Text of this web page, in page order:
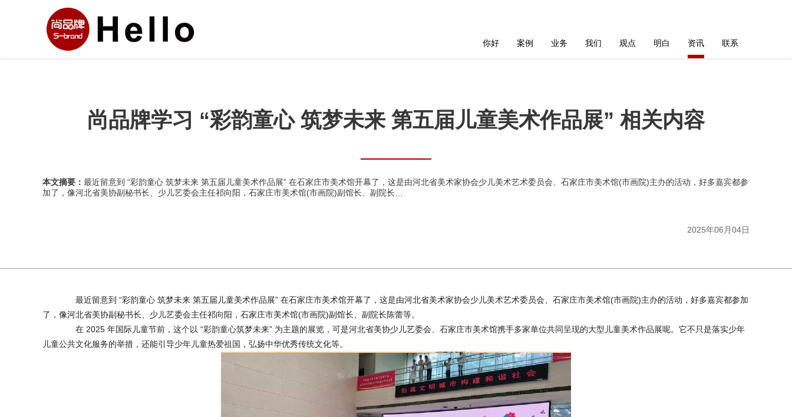
你好 案例 业务 我们 观点 明白 资讯 联系
尚品牌学习 “彩韵童心 筑梦未来 第五届儿童美术作品展” 相关内容
本文摘要： 最近留意到 “彩韵童心 筑梦未来 第五届儿童美术作品展” 在石家庄市美术馆开幕了，这是由河北省美术家协会少儿美术艺术委员会、石家庄市美术馆(市画院)主办的活动，好多嘉宾都参
加了，像河北省美协副秘书长、少儿艺委会主任祁向阳，石家庄市美术馆(市画院)副馆长、副院长…
2025年06月04日
最近留意到 “彩韵童心 筑梦未来 第五届儿童美术作品展” 在石家庄市美术馆开幕了，这是由河北省美术家协会少儿美术艺术委员会、石家庄市美术馆(市画院)主办的活动，好多嘉宾都参加
了，像河北省美协副秘书长、少儿艺委会主任祁向阳，石家庄市美术馆(市画院)副馆长、副院长陈蕾等。
在 2025 年国际儿童节前，这个以 “彩韵童心筑梦未来” 为主题的展览，可是河北省美协少儿艺委会、石家庄市美术馆携手多家单位共同呈现的大型儿童美术作品展呢。它不只是落实少年
儿童公共文化服务的举措，还能引导少年儿童热爱祖国，弘扬中华优秀传统文化等。